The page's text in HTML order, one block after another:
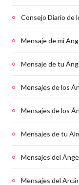
Consejo Diario de
Mensaje de mi
Mensaje de tu
Mensajes de los
Mensajes de los
Mensajes de tu
Mensajes del
Mensajes del